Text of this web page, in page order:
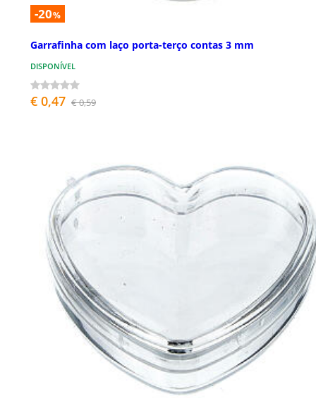
-20%
Garrafinha com laço porta-terço contas 3 mm
DISPONÍVEL
€ 0,47 € 0,59